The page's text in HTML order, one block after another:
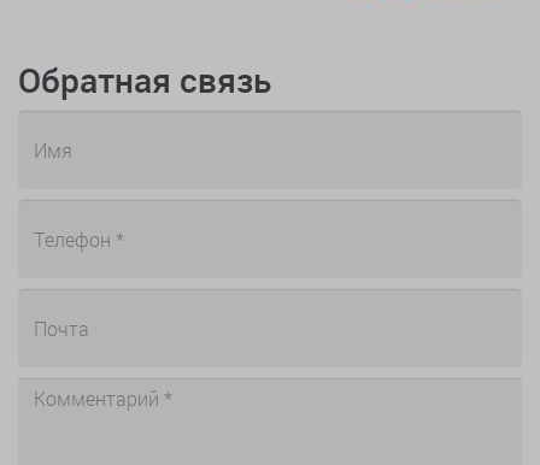
Обратная связь